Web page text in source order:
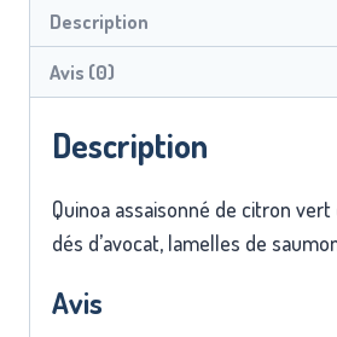
Description
Avis (0)
Description
Quinoa assaisonné de citron vert
dés d’avocat, lamelles de
Avis